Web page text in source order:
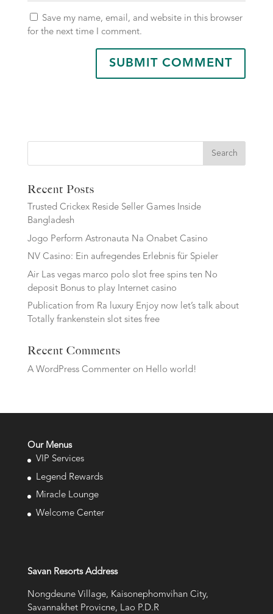
Save my name, email, and website in this browser
for the next time I comment.
Search
Recent Posts
Trusted Crickex Reside Seller Games Inside
Bangladesh
Jogo Perform Astronauta Na Onabet Casino
NV Casino: Ein aufregendes Erlebnis für Spieler
Air Las vegas marco polo slot free spins ten No
deposit Bonus to play Internet casino
Publication from Ra luxury Enjoy now let’s talk about
Totally frankenstein slot sites free
Recent Comments
A WordPress Commenteron Hello world!
Our Menus
VIP Services
Legend Rewards
Miracle Lounge
Welcome Center
Savan Resorts Address
Nongdeune Village, Kaisonephomvihan City,
Savannakhet Provicne, Lao P.D.R